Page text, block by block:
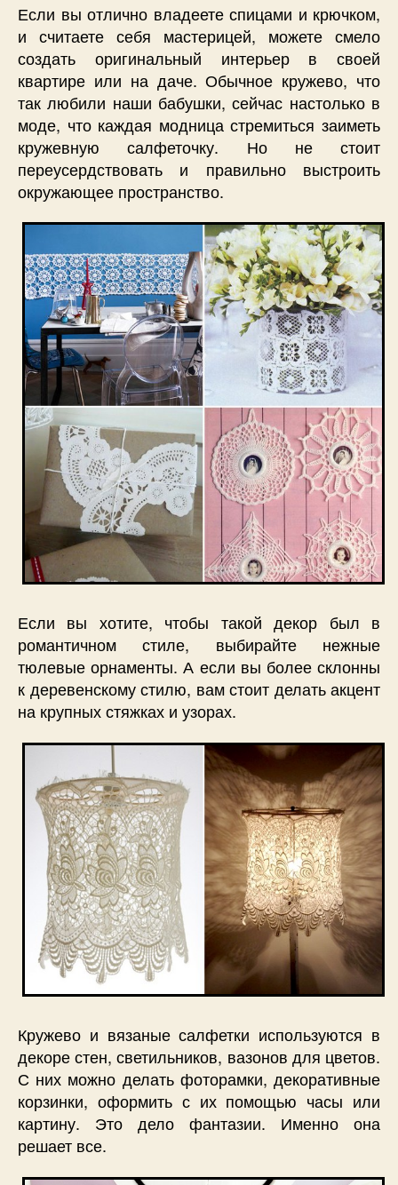
Если вы отлично владеете спицами и крючком,
и считаете себя мастерицей, можете смело
создать оригинальный интерьер в своей
квартире или на даче. Обычное кружево, что
так любили наши бабушки, сейчас настолько в
моде, что каждая модница стремиться заиметь
кружевную салфеточку. Но не стоит
переусердствовать и правильно выстроить
окружающее пространство.
Если вы хотите, чтобы такой декор был в
романтичном стиле, выбирайте нежные
тюлевые орнаменты. А если вы более склонны
к деревенскому стилю, вам стоит делать акцент
на крупных стяжках и узорах.
Кружево и вязаные салфетки используются в
декоре стен, светильников, вазонов для цветов.
С них можно делать фоторамки, декоративные
корзинки, оформить с их помощью часы или
картину. Это дело фантазии. Именно она
решает все.